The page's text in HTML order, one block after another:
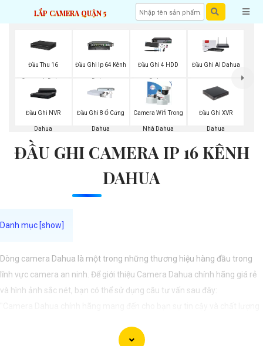
LẮP CAMERA QUẬN 5
Đầu Thu 16
Camerah Dahua
Đầu Ghi Ip 64 Kênh
Dahua
Đầu Ghi 4 HDD
Dahua
Đầu Ghi AI Dahua
Đầu Ghi NVR
Dahua
Đầu Ghi 8 Ổ Cứng
Dahua
Camera Wifi Trong
Nhà Dahua
Đầu Ghi XVR
Dahua
ĐẦU GHI CAMERA IP 16 KÊNH
DAHUA
Dòng camera Dahua là một trong những thương hiệu hàng đầu trong
lĩnh vực camera an ninh. Để giới thiệu Camera Dahua chính hãng giá rẻ
và hình ảnh sắc nét, bạn có thể sử dụng câu tư vấn sau đây:
này hứa hẹn đáp ứng mọi nhu cầu giám sát của bạn. Đừng ngần ngại